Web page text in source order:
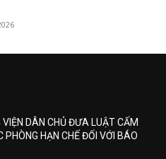
VIỆN DÂN CHỦ ĐƯA LUẬT CẤM
PHÒNG HẠN CHẾ ĐỐI VỚI BÁO